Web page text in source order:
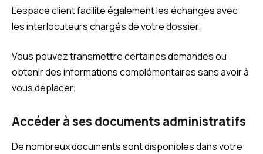
L’espace client facilite également les échanges avec
les interlocuteurs chargés de votre dossier.
Vous pouvez transmettre certaines demandes ou
obtenir des informations complémentaires sans avoir à
vous déplacer.
Accéder à ses documents administratifs
De nombreux documents sont disponibles dans votre